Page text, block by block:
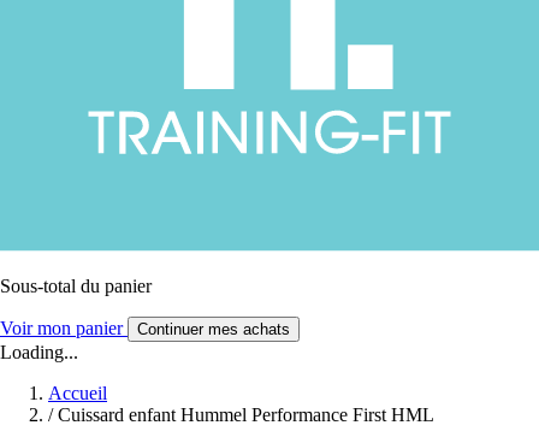
Sous-total du panier
Voir mon panier Continuer mes achats
Loading...
Accueil
/ Cuissard enfant Hummel Performance First HML